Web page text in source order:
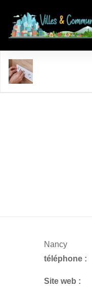
Nancy
téléphone :
Site web :